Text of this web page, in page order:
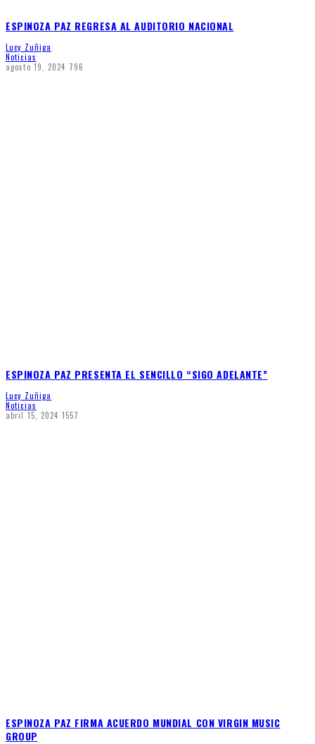
ESPINOZA PAZ REGRESA AL AUDITORIO NACIONAL
Lucy Zuñiga
Noticias
agosto 19, 2024 796
ESPINOZA PAZ PRESENTA EL SENCILLO “SIGO ADELANTE”
Lucy Zuñiga
Noticias
abril 15, 2024 1557
ESPINOZA PAZ FIRMA ACUERDO MUNDIAL CON VIRGIN MUSIC
GROUP